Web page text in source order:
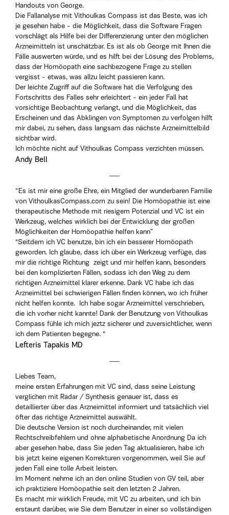
Handouts von George.
Die Fallanalyse mit Vithoulkas Compass ist das Beste, was ich
je gesehen habe - die Möglichkeit, dass die Software Fragen
vorschlägt als Hilfe bei der Differenzierung unter den möglichen
Arzneimitteln ist unschätzbar. Es ist als ob George mit Ihnen die
Fälle auswerten würde, und es hilft bei der Lösung des Problems,
dass der Homöopath eine sachbezogene Frage zu stellen
vergisst - etwas, was allzu leicht passieren kann.
Der leichte Zugriff auf die Software hat die Verfolgung des
Fortschritts des Falles sehr erleichtert - ein jeder Fall hat
vorsichtige Beobachtung verlangt, und die Möglichkeit, das
Erscheinen und das Abklingen von Symptomen zu verfolgen hilft
mir dabei, zu sehen, dass langsam das nächste Arzneimittelbild
sichtbar wird.
Ich möchte nicht auf Vithoulkas Compass verzichten müssen.
Andy Bell
“Es ist mir eine große Ehre, ein Mitglied der wunderbaren Familie
von VithoulkasCompass.com zu sein! Die Homöopathie ist eine
therapeutische Methode mit riesigem Potenzial und VC ist ein
Werkzeug, welches wirklich bei der Entwicklung der großen
Möglichkeiten der Homöopathie helfen kann”
"Seitdem ich VC benutze, bin ich ein besserer Homöopath
geworden. Ich glaube, dass ich über ein Werkzeug verfüge, das
mir die richtige Richtung zeigt und mir helfen kann, besonders
bei den komplizierten Fällen, sodass ich den Weg zu dem
richtigen Arzneimittel klarer erkenne. Dank VC habe ich das
Arzneimittel bei schwierigen Fällen finden können, wo ich früher
nicht helfen konnte. Ich habe sogar Arzneimittel verschrieben,
die ich vorher nicht kannte! Dank der Benutzung von Vithoulkas
Compass fühle ich mich jeztz sicherer und zuversichtlicher, wenn
ich dem Patienten begegne. "
Lefteris Tapakis MD
Liebes Team,
meine ersten Erfahrungen mit VC sind, dass seine Leistung
verglichen mit Radar / Synthesis genauer ist, dass es
detaillierter über das Arzneimittel informiert und tatsächlich viel
öfter das richtige Arzneimittel auswählt.
Die deutsche Version ist noch durcheinander, mit vielen
Rechtschreibfehlern und ohne alphabetische Anordnung Da ich
aber gesehen habe, dass Sie jeden Tag aktualisieren, habe ich
bis jetzt keine eigenen Korrekturen vorgenommen, weil Sie auf
jeden Fall eine tolle Arbeit leisten.
Im Moment nehme ich an den online Studien von GV teil, aber
ich praktiziere Homöopathie seit den letzten 2 Jahren.
Es macht mir wirklich Freude, mit VC zu arbeiten, und ich bin
erstaunt darüber, wie Sie dem Benutzer in einer so vollständigen